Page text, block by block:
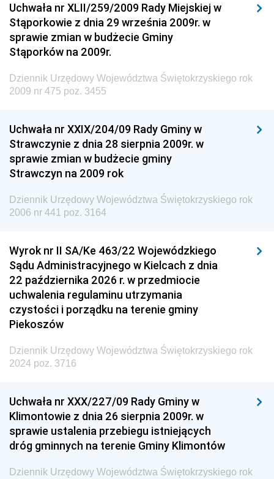
Dziennik Urzędowy Generalnej Dyrekcji Dróg
Krajowych i Autostrad
Dziennik Urzędowy Ministra Środowiska
Dziennik Urzędowy Ministra Edukacji
Dziennik Urzędowy Ministra Przemysłu
Dziennik Urzędowy Ministra Finansów i Gospodarki
Dziennik Urzędowy Ministra do Spraw Unii
Dziennik Urzędowy Agencji Wywiadu
Uchwała nr XLII/259/2009 Rady Miejskiej w
Stąporkowie z dnia 29 września 2009r. w
sprawie zmian w budżecie Gminy
Stąporków na 2009r.
Dziennik Urzędowy Województwa Świętokrzyskiego rok
2009 nr 475 poz. 3455
Uchwała nr XXIX/204/09 Rady Gminy w
Strawczynie z dnia 28 sierpnia 2009r. w
sprawie zmian w budżecie gminy
Strawczyn na 2009 rok
Dziennik Urzędowy Województwa Świętokrzyskiego rok
2006 nr 441 poz. 3164
Wyrok nr II SA/Ke 463/22 Wojewódzkiego
Sądu Administracyjnego w Kielcach z dnia
22 października 2026 r. w przedmiocie
uchwalenia regulaminu utrzymania
czystości i porządku na terenie gminy
Piekoszów
Dziennik Urzędowy Województwa Świętokrzyskiego rok
2024 poz. 3716
Uchwała nr XXX/227/09 Rady Gminy w
Klimontowie z dnia 26 sierpnia 2009r. w
sprawie ustalenia przebiegu istniejących
dróg gminnych na terenie Gminy Klimontów
Dziennik Urzędowy Województwa Świętokrzyskiego rok